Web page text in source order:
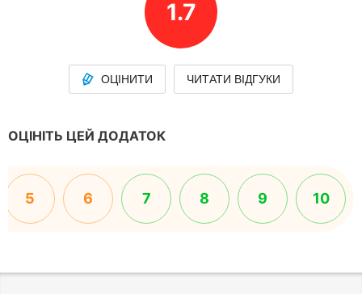
1.7
ОЦІНИТИ ЧИТАТИ ВІДГУКИ
ОЦІНІТЬ ЦЕЙ ДОДАТОК
5 6 7 8 9 10